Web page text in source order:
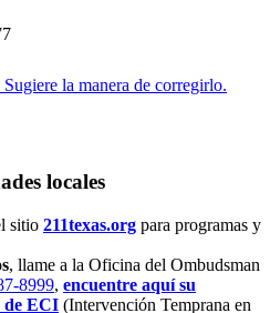
la manera de corregirlo.
locales
sitio 211texas.org para programas y
, llame a la Oficina del Ombudsman
8999, encuentre aquí su
de ECI (Intervención Temprana en